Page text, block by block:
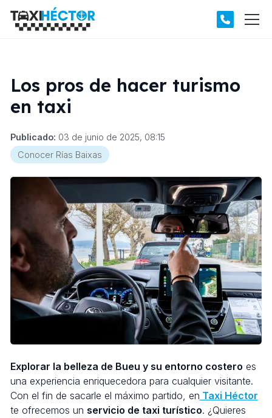
Los pros de hacer turismo
en taxi
Publicado: 03 de junio de 2025, 08:15
Conocer Rías Baixas
Explorar la belleza de Bueu y su entorno costero es
una experiencia enriquecedora para cualquier visitante.
Con el fin de sacarle el máximo partido, en Taxi Héctor
te ofrecemos un servicio de taxi turístico. ¿Quieres